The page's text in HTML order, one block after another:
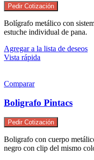
Pedir Cotización
Bolígrafo metálico con
estuche individual de pana.
Agregar a la lista de deseos
Vista rápida
Comparar
Boligrafo Pintacs
Pedir Cotización
Boligrafo con cuerpo
negro con clip del mismo